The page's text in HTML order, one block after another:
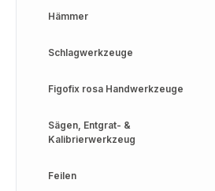
Hämmer
Schlagwerkzeuge
Figofix rosa Handwerkzeuge
Sägen, Entgrat- &
Kalibrierwerkzeug
Feilen